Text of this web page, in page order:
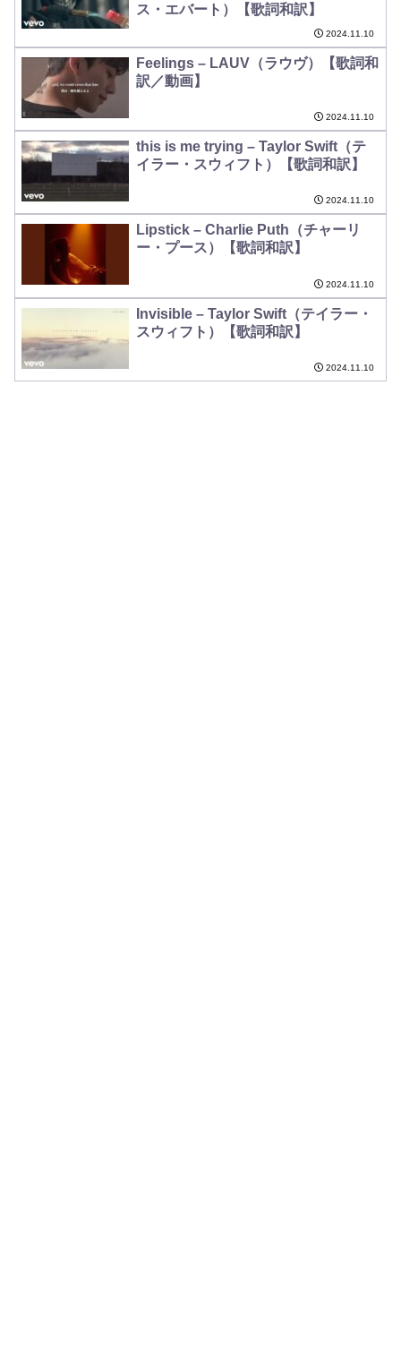
ス・エバート）【歌詞和訳】
2024.11.10
Feelings – LAUV（ラウヴ）【歌詞和
訳／動画】
2024.11.10
this is me trying – Taylor Swift（テ
イラー・スウィフト）【歌詞和訳】
2024.11.10
Lipstick – Charlie Puth（チャーリ
ー・プース）【歌詞和訳】
2024.11.10
Invisible – Taylor Swift（テイラー・
スウィフト）【歌詞和訳】
2024.11.10